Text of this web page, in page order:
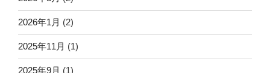
2026年1月 (2)
2025年11月 (1)
2025年9月 (1)